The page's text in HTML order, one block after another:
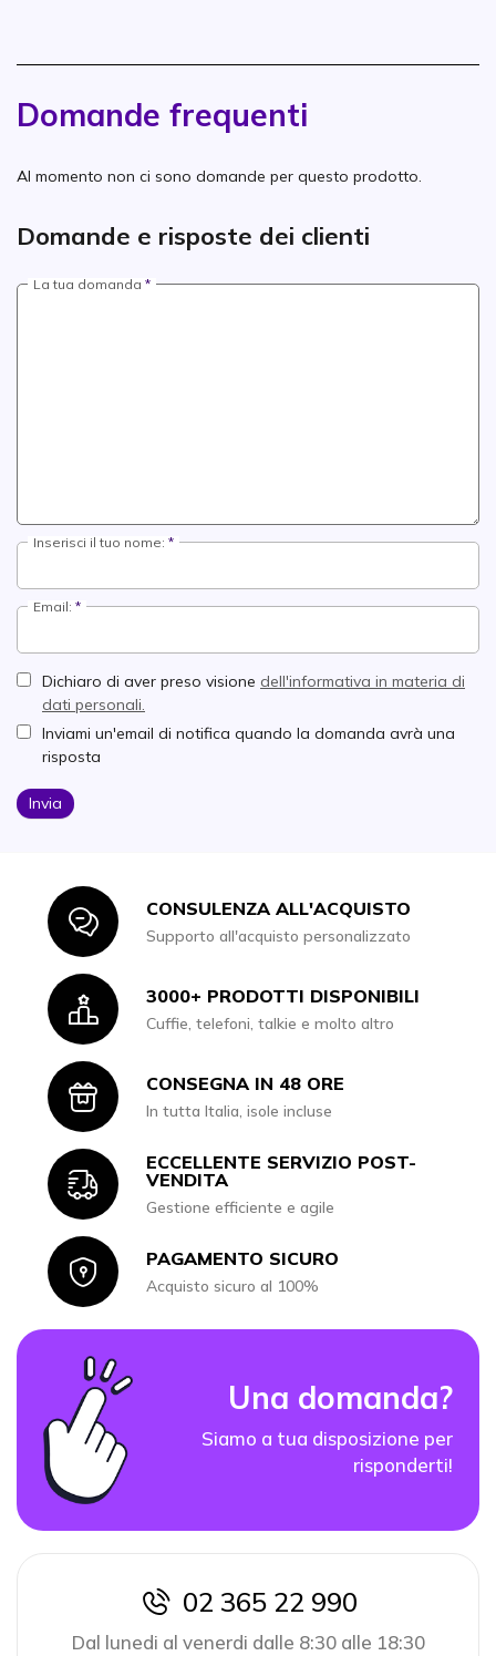
Domande frequenti
Al momento non ci sono domande per questo prodotto.
Domande e risposte dei clienti
La tua domanda
Inserisci il tuo nome:
Email:
Dichiaro di aver preso visione dell'informativa in materia di
dati personali.
Inviami un'email di notifica quando la domanda avrà una
risposta
Invia
IconCONSULENZA ALL'ACQUISTO
Supporto all'acquisto personalizzato
Icon3000+ PRODOTTI DISPONIBILI
Cuffie, telefoni, talkie e molto altro
IconCONSEGNA IN 48 ORE
In tutta Italia, isole incluse
Icon
ECCELLENTE SERVIZIO POST-
VENDITA
Gestione efficiente e agile
IconPAGAMENTO SICURO
Acquisto sicuro al 100%
Una domanda?
Siamo a tua disposizione per
risponderti!
icon
02 365 22 990
Dal lunedi al venerdi dalle 8:30 alle 18:30